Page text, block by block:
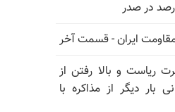
ایران - قسمت آخر
و بالا رفتن از
بار دیگر از مذاکره با